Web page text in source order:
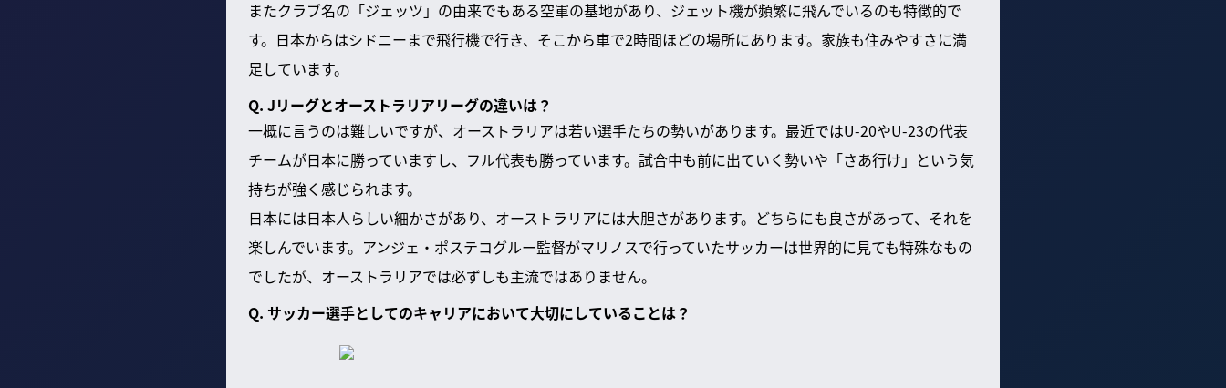
またクラブ名の「ジェッツ」の由来でもある空軍の基地があり、ジェット機が頻繁に飛んでいるのも特徴的で
す。日本からはシドニーまで飛行機で行き、そこから車で2時間ほどの場所にあります。家族も住みやすさに満
足しています。
Q. Jリーグとオーストラリアリーグの違いは？
一概に言うのは難しいですが、オーストラリアは若い選手たちの勢いがあります。最近ではU-20やU-23の代表
チームが日本に勝っていますし、フル代表も勝っています。試合中も前に出ていく勢いや「さあ行け」という気
持ちが強く感じられます。
日本には日本人らしい細かさがあり、オーストラリアには大胆さがあります。どちらにも良さがあって、それを
楽しんでいます。アンジェ・ポステコグルー監督がマリノスで行っていたサッカーは世界的に見ても特殊なもの
でしたが、オーストラリアでは必ずしも主流ではありません。
Q. サッカー選手としてのキャリアにおいて大切にしていることは？